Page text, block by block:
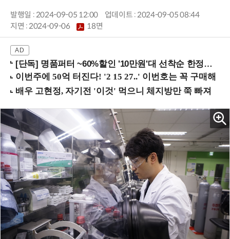
발행일 : 2024-09-05 12:00
업데이트 : 2024-09-05 08:44
지면 :2024-09-06 18면
[단독] 명품퍼터 ~60%할인 '10만원'대 선착순 한정판매!